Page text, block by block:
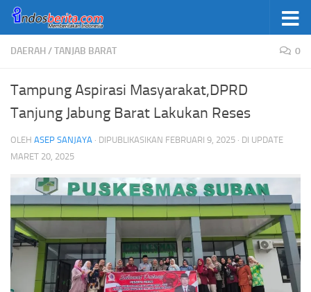
Skip to content
DAERAH/TANJAB BARAT 0
Tampung Aspirasi Masyarakat,DPRD
Tanjung Jabung Barat Lakukan Reses
OLEH ASEP SANJAYA · DIPUBLIKASIKAN FEBRUARI 9, 2025 · DI UPDATE
MARET 20, 2025